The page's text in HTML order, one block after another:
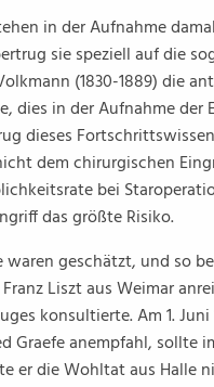
in der Aufnahme
sie speziell auf die
(1830-1889) die
in der Aufnahme der
dieses
dem chirurgischen
bei
das größte Risiko.
waren geschätzt, und so
Liszt aus Weimar
konsultierte. Am 1.
Graefe anempfahl, sollte
er die Wohltat aus Halle